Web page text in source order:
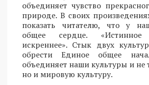
объединяет чувство
природе. В своих
показать читателю, что у
общее сердце.
искреннее». Стык двух
обрести Единое общее
объединяет наши культуры и не
но и мировую культуру.